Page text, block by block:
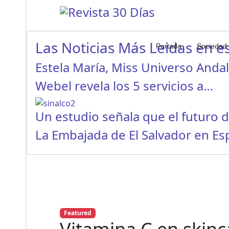
Portada Sociedad
Las Noticias Más Leidas en
Estela María, Miss Universo
Webel revela los 5 servicios a…
Un estudio señala que el futuro
La Embajada de El Salvador en
Featured